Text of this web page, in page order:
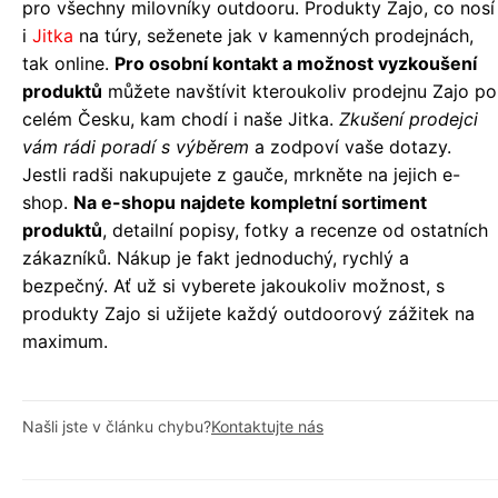
pro všechny milovníky outdooru. Produkty Zajo, co nosí
i Jitka na túry, seženete jak v kamenných prodejnách,
tak online. Pro osobní kontakt a možnost vyzkoušení
produktů můžete navštívit kteroukoliv prodejnu Zajo po
celém Česku, kam chodí i naše Jitka. Zkušení prodejci
vám rádi poradí s výběrem a zodpoví vaše dotazy.
Jestli radši nakupujete z gauče, mrkněte na jejich e-
shop. Na e-shopu najdete kompletní sortiment
produktů, detailní popisy, fotky a recenze od ostatních
zákazníků. Nákup je fakt jednoduchý, rychlý a
bezpečný. Ať už si vyberete jakoukoliv možnost, s
produkty Zajo si užijete každý outdoorový zážitek na
maximum.
Našli jste v článku chybu?Kontaktujte nás